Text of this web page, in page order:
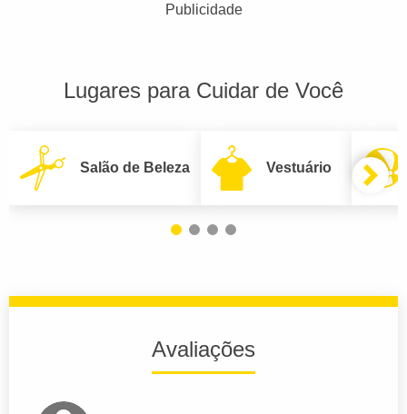
Publicidade
Lugares para Cuidar de Você
Salão de Beleza Vestuário
Avaliações